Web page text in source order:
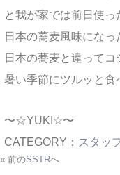
と我が家では前日使
日本の蕎麦風味になっ
日本の蕎麦と違って
暑い季節にツルッと食
〜☆YUKI☆〜
CATEGORY： スタッ
« 前のSSTRへ